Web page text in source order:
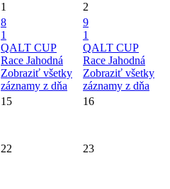
1 2
8
1
QALT CUP
Race Jahodná
Zobraziť všetky
záznamy z dňa
9
1
QALT CUP
Race Jahodná
Zobraziť všetky
záznamy z dňa
15 16
22 23